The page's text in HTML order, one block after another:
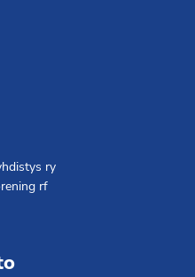
ry
rf